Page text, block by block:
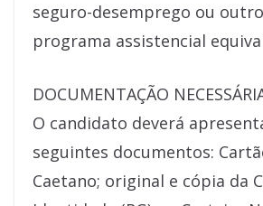
seguro-desemprego ou outro
programa assistencial
DOCUMENTAÇÃO
O candidato deverá
seguintes documentos:
Caetano; original e cópia da